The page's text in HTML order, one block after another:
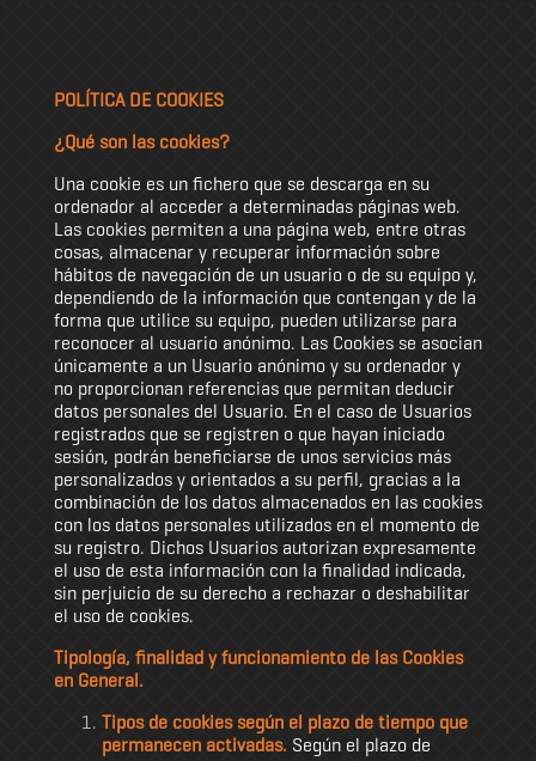
POLÍTICA DE COOKIES
¿Qué son las cookies?
Una cookie es un fichero que se descarga en su
ordenador al acceder a determinadas páginas web.
Las cookies permiten a una página web, entre otras
cosas, almacenar y recuperar información sobre
hábitos de navegación de un usuario o de su equipo y,
dependiendo de la información que contengan y de la
forma que utilice su equipo, pueden utilizarse para
reconocer al usuario anónimo. Las Cookies se asocian
únicamente a un Usuario anónimo y su ordenador y
no proporcionan referencias que permitan deducir
datos personales del Usuario. En el caso de Usuarios
registrados que se registren o que hayan iniciado
sesión, podrán beneficiarse de unos servicios más
personalizados y orientados a su perfil, gracias a la
combinación de los datos almacenados en las cookies
con los datos personales utilizados en el momento de
su registro. Dichos Usuarios autorizan expresamente
el uso de esta información con la finalidad indicada,
sin perjuicio de su derecho a rechazar o deshabilitar
el uso de cookies.
Tipología, finalidad y funcionamiento de las Cookies
en General.
Tipos de cookies según el plazo de tiempo que
permanecen activadas. Según el plazo de